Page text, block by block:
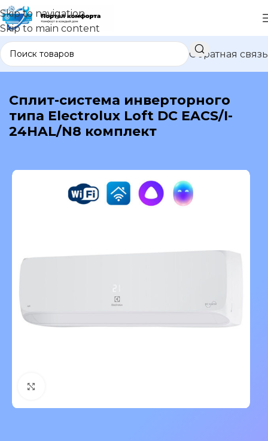
Skip to navigation
Skip to main content
Обратная связь
В каталог
Сплит-система инверторного
типа Electrolux Loft DC EACS/I-
24HAL/N8 комплект